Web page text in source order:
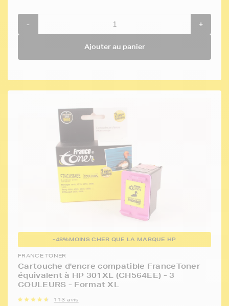
- +
Ajouter au panier
-48%MOINS CHER QUE LA MARQUE HP
FRANCE TONER
Cartouche d'encre compatible FranceToner
équivalent à HP 301XL (CH564EE) - 3
COULEURS - Format XL
113 avis